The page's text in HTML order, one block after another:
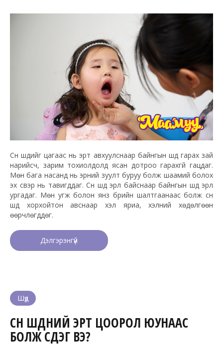
Сүүн шүдийг цагаас нь эрт авхуулснаар байнгын шүд гарах зай
нарийсч, зарим тохиолдолд ясан дотроо гарахгүй гацдаг.
Мөн бага насанд нь эрүүний зуулт буруу болж шаамий болох
эх үүсвэр нь тавигддаг. Сүүн шүд эрүүл байснаар байнгын шүд эрүүл
ургадаг. Мөн угж болон янз бүрийн шалтгаанаас болж сүүн
шүд хорхойтон авснаар хэл яриа, хэлний хөдөлгөөн
өөрчлөгддөг.
Дэлгэрэнгүй
Шүд
СҮҮН ШҮДНИЙ ЭРТ ЦООРОЛ ЮУНААС
БОЛЖ ҮҮСДЭГ ВЭ?